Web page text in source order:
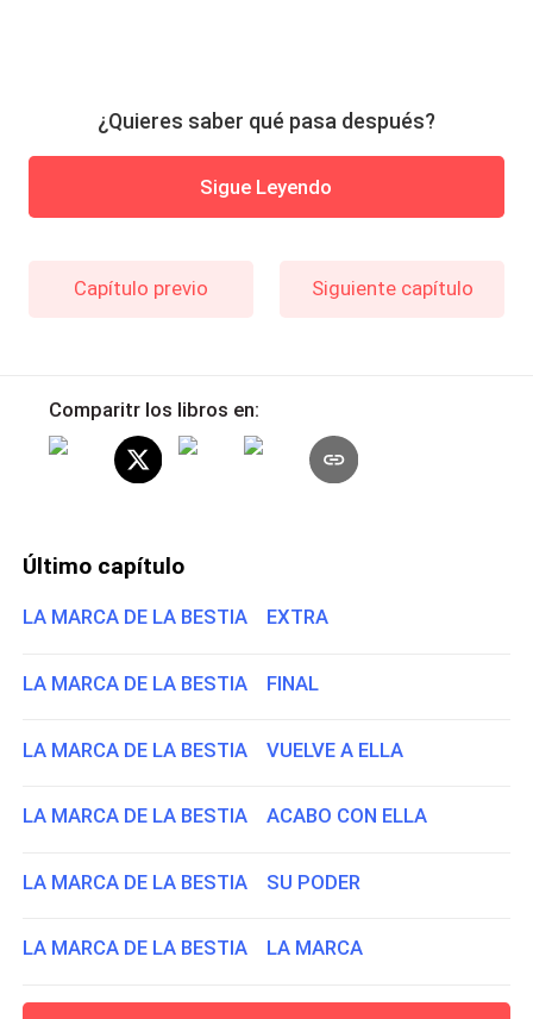
¿Quieres saber qué pasa después?
Sigue Leyendo
Capítulo previo Siguiente capítulo
Comparitr los libros en:
Último capítulo
LA MARCA DE LA BESTIA EXTRA
LA MARCA DE LA BESTIA FINAL
LA MARCA DE LA BESTIA VUELVE A ELLA
LA MARCA DE LA BESTIA ACABO CON ELLA
LA MARCA DE LA BESTIA SU PODER
LA MARCA DE LA BESTIA LA MARCA